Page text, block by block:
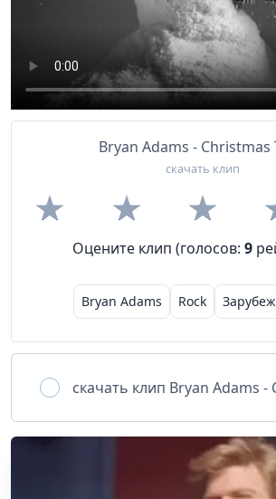
Bryan Adams - Christmas
скачать клип
Оцените клип (голосов: 9
Bryan Adams Rock
скачать клип Bryan Adams -